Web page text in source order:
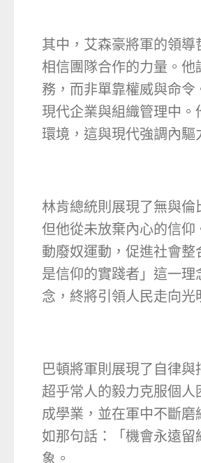
其中，艾森豪將軍的領
相信團隊合作的力量。
務，而非單靠權威與命
現代企業與組織管理中
環境，這與現代強調內驅
林肯總統則展現了無與倫
但他從未放棄內心的信
動廢奴運動，促進社會
是信仰的實踐者」這一
念，終將引領人民走向光
巴頓將軍則展現了自律
超乎常人的毅力克服個
成學業，並在軍中不斷
如那句話：「機會永遠
象。